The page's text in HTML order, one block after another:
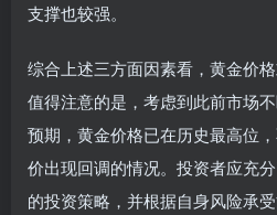
支撑也较强。
综合上述三方面因素看，黄金价
值得注意的是，考虑到此前市场
预期，黄金价格已在历史最高位
价出现回调的情况。投资者应充
的投资策略，‌并根据自身风险承